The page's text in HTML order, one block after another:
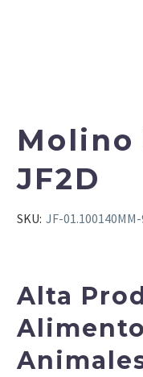
Molino
JF2D
SKU: JF-
Alta